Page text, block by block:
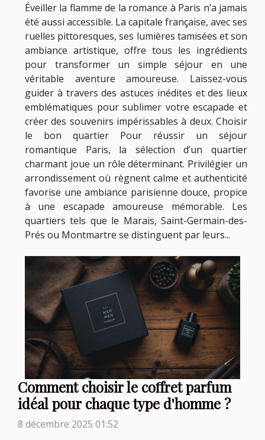
Éveiller la flamme de la romance à Paris n’a jamais
été aussi accessible. La capitale française, avec ses
ruelles pittoresques, ses lumières tamisées et son
ambiance artistique, offre tous les ingrédients
pour transformer un simple séjour en une
véritable aventure amoureuse. Laissez-vous
guider à travers des astuces inédites et des lieux
emblématiques pour sublimer votre escapade et
créer des souvenirs impérissables à deux. Choisir
le bon quartier Pour réussir un séjour
romantique Paris, la sélection d’un quartier
charmant joue un rôle déterminant. Privilégier un
arrondissement où règnent calme et authenticité
favorise une ambiance parisienne douce, propice
à une escapade amoureuse mémorable. Les
quartiers tels que le Marais, Saint-Germain-des-
Prés ou Montmartre se distinguent par leurs...
Comment choisir le coffret parfum
idéal pour chaque type d'homme ?
8 décembre 2025 01:52